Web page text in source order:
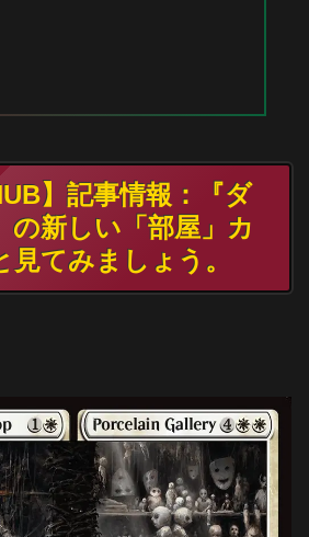
】記事情報：『ダ
の新しい「部屋」カ
てみましょう。